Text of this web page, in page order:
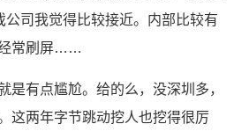
公司我觉得比较接近。内部比较有
经常刷屏……
是有点尴尬。给的么，没深圳多，
这两年字节跳动挖人也挖得很厉